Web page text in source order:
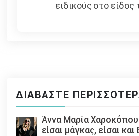
ειδικούς στο είδος
ΔΙΑΒΆΣΤΕ
Άννα Μαρία
είσαι μάγκας, είσαι